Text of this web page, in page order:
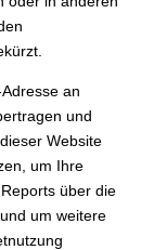
an
und
Website
um Ihre
über die
um weitere